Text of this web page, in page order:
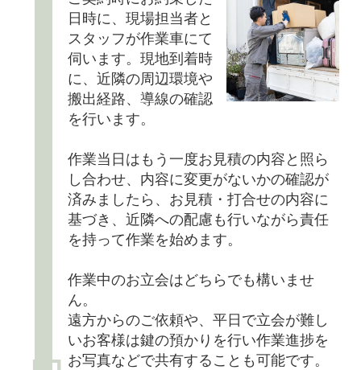
日時に、現場担当者と
スタッフが作業車にて
伺います。現地到着時
に、近隣の周辺環境や
搬出経路、導線の確認
を行います。
作業当日はもう一度お見積の内容と照ら
し合わせ、内容に変更がないかの確認が
済みましたら、お見積・打合せの内容に
基づき、近隣への配慮も行いながら責任
を持って作業を始めます。
作業中のお立会はどちらでも構いませ
ん。
遠方からのご依頼や、平日で立会が難し
いお客様は鍵の預かりを行い作業進捗を
お写真などで共有することも可能です。